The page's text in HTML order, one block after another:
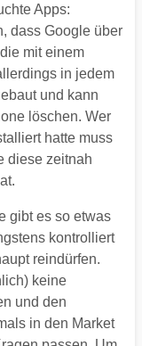
Apps:
dass Google über
mit einem
in jedem
und kann
löschen. Wer
hatte muss
diese zeitnah
gibt es so etwas
kontrolliert
reindürfen.
keine
und den
in den Market